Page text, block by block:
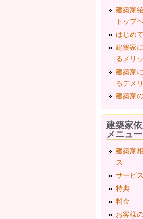
建築家
トップ
はじめ
建築家
るメリ
建築家
るデメ
建築家
建築家
メニュー
建築家
ス
サービ
特典
料金
お客様